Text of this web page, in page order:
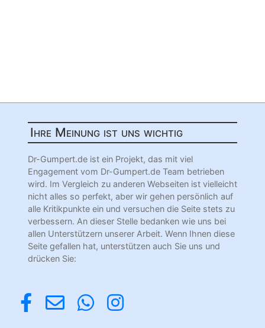
Ihre Meinung ist uns wichtig
Dr-Gumpert.de ist ein Projekt, das mit viel
Engagement vom Dr-Gumpert.de Team betrieben
wird. Im Vergleich zu anderen Webseiten ist vielleicht
nicht alles so perfekt, aber wir gehen persönlich auf
alle Kritikpunkte ein und versuchen die Seite stets zu
verbessern. An dieser Stelle bedanken wie uns bei
allen Unterstützern unserer Arbeit. Wenn Ihnen diese
Seite gefallen hat, unterstützen auch Sie uns und
drücken Sie: